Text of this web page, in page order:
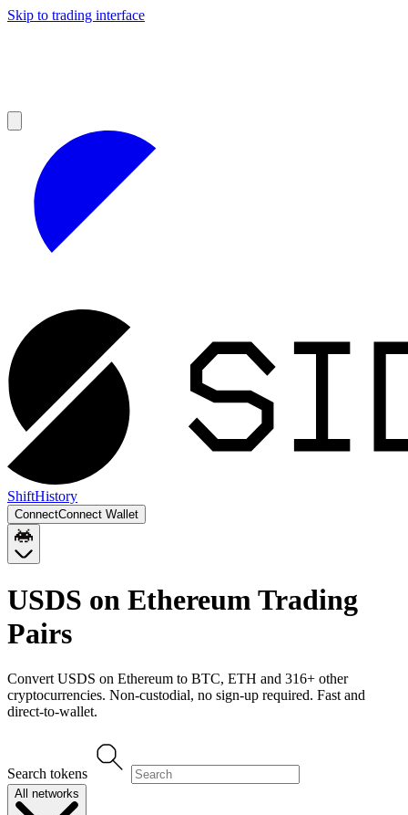
Skip to trading interface
ShiftHistory
ConnectConnect Wallet
USDS on EthereumTrading
Pairs
Convert USDS on Ethereum to BTC, ETH and 316+ other
cryptocurrencies. Non-custodial, no sign-up required. Fast and
direct-to-wallet.
Search tokens
All networks